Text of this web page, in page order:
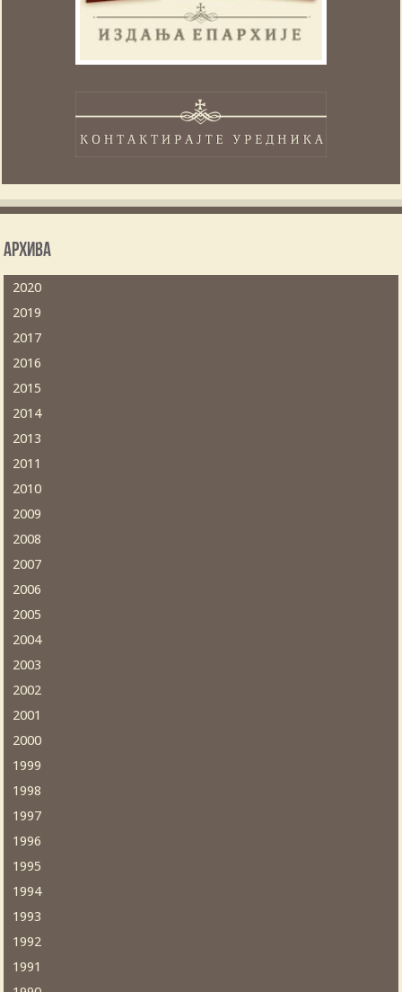
Архива
2020
2019
2017
2016
2015
2014
2013
2011
2010
2009
2008
2007
2006
2005
2004
2003
2002
2001
2000
1999
1998
1997
1996
1995
1994
1993
1992
1991